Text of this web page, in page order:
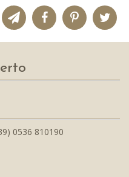
0536 810190